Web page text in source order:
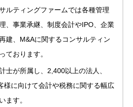
ルティングファームでは各種管理
、事業承継、制度会計やIPO、企業
建、M&Aに関するコンサルティン
ております。
士が所属し、2,400以上の法人、
様に向けて会計や税務に関する幅広
ます。